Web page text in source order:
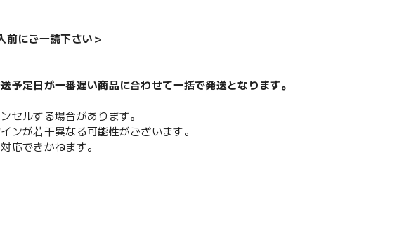
前にご一読下さい＞
予定日が一番遅い商品に合わせて一括で発送となります。
セルする場合があります。
ンが若干異なる可能性がございます。
応できかねます。